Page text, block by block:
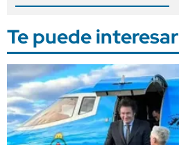
Te puede interesar